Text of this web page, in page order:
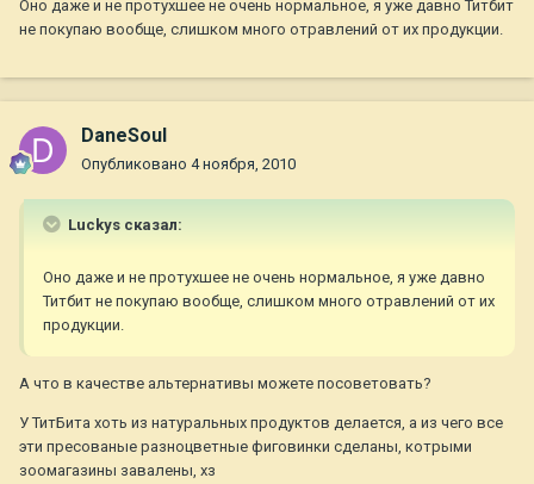
Оно даже и не протухшее не очень нормальное, я уже давно Титбит
не покупаю вообще, слишком много отравлений от их продукции.
DaneSoul
Опубликовано 4 ноября, 2010
Luckys сказал:
Оно даже и не протухшее не очень нормальное, я уже давно
Титбит не покупаю вообще, слишком много отравлений от их
продукции.
А что в качестве альтернативы можете посоветовать?
У ТитБита хоть из натуральных продуктов делается, а из чего все
эти пресованые разноцветные фиговинки сделаны, котрыми
зоомагазины завалены, хз